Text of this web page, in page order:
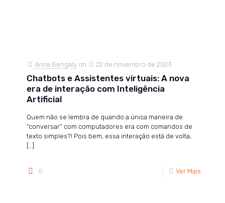
Anna Bengaly on 22 de novembro de 2023
Chatbots e Assistentes virtuais: A nova
era de interação com Inteligência
Artificial
Quem não se lembra de quando a única maneira de
“conversar” com computadores era com comandos de
texto simples?! Pois bem, essa interação está de volta,
0 Ver Mais